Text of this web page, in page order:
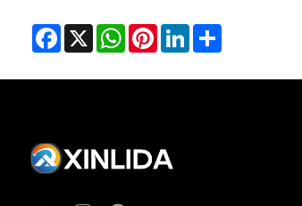
Facebook
X WhatsAppPinterestLinkedInShare